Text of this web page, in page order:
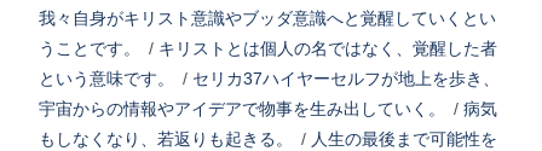
我々自身がキリスト意識やブッダ意識へと覚醒していくとい
うことです。
/ キリストとは個人の名ではなく、覚醒した者
という意味です。
/ セリカ37ハイヤーセルフが地上を歩き、
宇宙からの情報やアイデアで物事を生み出していく。
/ 病気
もしなくなり、若返りも起きる。
/ 人生の最後まで可能性を